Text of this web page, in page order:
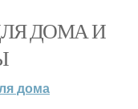
ДОМА И
дома